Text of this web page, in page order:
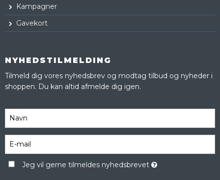
Kampagner
Gavekort
NYHEDSTILMELDING
Tilmeld dig vores nyhedsbrev og modtag tilbud og nyheder i
shoppen. Du kan altid afmelde dig igen.
Jeg vil gerne tilmeldes nyhedsbrevet